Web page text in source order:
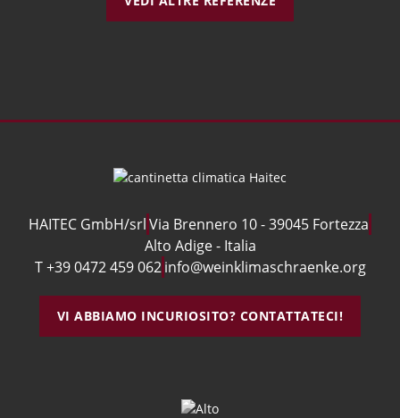
HAITEC GmbH/srlVia Brennero 10 - 39045 Fortezza
Alto Adige - Italia
T +39 0472 459 062 info@weinklimaschraenke.org
VI ABBIAMO INCURIOSITO? CONTATTATECI!